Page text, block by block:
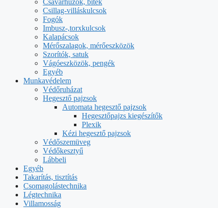
Csavarhúzók, bitek
Csillag-villáskulcsok
Fogók
Imbusz-,torxkulcsok
Kalapácsok
Mérőszalagok, mérőeszközök
Szorítók, satuk
Vágóeszközök, pengék
Egyéb
Munkavédelem
Védőruházat
Hegesztő pajzsok
Automata hegesztő pajzsok
Hegesztőpajzs kiegészítők
Plexik
Kézi hegesztő pajzsok
Védőszemüveg
Védőkesztyű
Lábbeli
Egyéb
Takarítás, tisztítás
Csomagolástechnika
Légtechnika
Villamosság